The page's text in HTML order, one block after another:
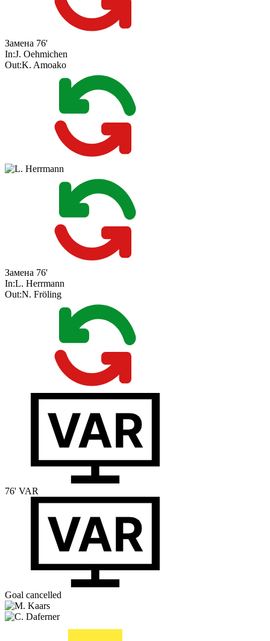
Замена 76'
In:J. Oehmichen
Out:K. Amoako
Замена 76'
In:L. Herrmann
Out:N. Fröling
76' VAR
Goal cancelled